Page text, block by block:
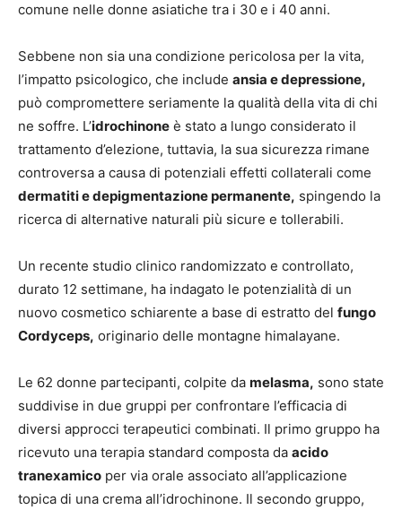
comune nelle donne asiatiche tra i 30 e i 40 anni.
Sebbene non sia una condizione pericolosa per la vita,
l’impatto psicologico, che include ansia e depressione,
può compromettere seriamente la qualità della vita di chi
ne soffre. L’idrochinone è stato a lungo considerato il
trattamento d’elezione, tuttavia, la sua sicurezza rimane
controversa a causa di potenziali effetti collaterali come
dermatiti e depigmentazione permanente, spingendo la
ricerca di alternative naturali più sicure e tollerabili.
Un recente studio clinico randomizzato e controllato,
durato 12 settimane, ha indagato le potenzialità di un
nuovo cosmetico schiarente a base di estratto del fungo
Cordyceps, originario delle montagne himalayane.
Le 62 donne partecipanti, colpite da melasma, sono state
suddivise in due gruppi per confrontare l’efficacia di
diversi approcci terapeutici combinati. Il primo gruppo ha
ricevuto una terapia standard composta da acido
tranexamico per via orale associato all’applicazione
topica di una crema all’idrochinone. Il secondo gruppo,